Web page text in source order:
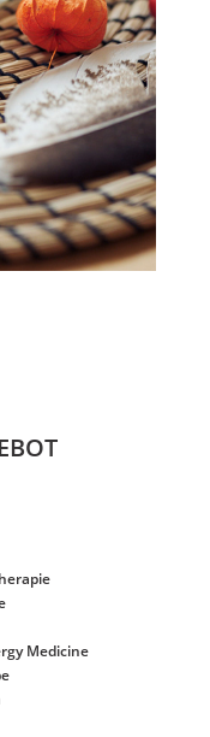
Medicine